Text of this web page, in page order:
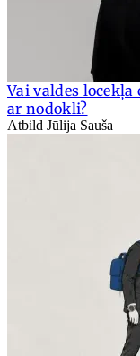
Vai valdes
ar nodokli?
Atbild Jūlija Sauša